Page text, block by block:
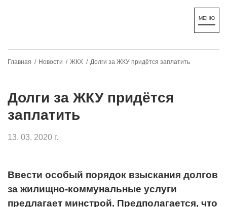
Главная / Новости / ЖКХ / Долги за ЖКУ придётся заплатить
Долги за ЖКУ придётся
заплатить
13. 03. 2020 г.
Ввести особый порядок взыскания долгов
за жилищно-коммунальные услуги
предлагает минстрой. Предполагается, что